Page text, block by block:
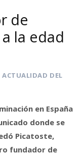
de
la edad
ACTUALIDAD DEL
en España
donde se
Picatoste,
fundador de